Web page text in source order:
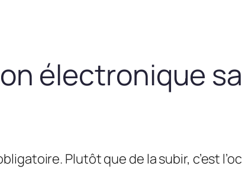
électronique
Plutôt que de la subir, c’est